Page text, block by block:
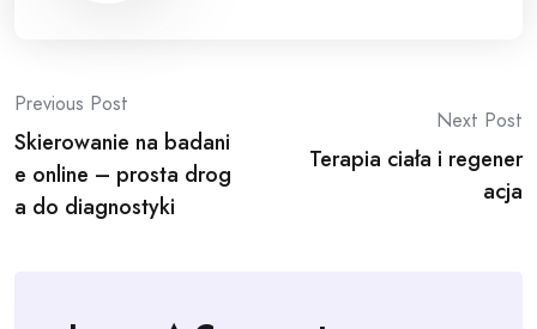
Post
navigation
Previous Post
Skierowanie na badani
e online – prosta drog
a do diagnostyki
Next Post
Terapia ciała i regener
acja